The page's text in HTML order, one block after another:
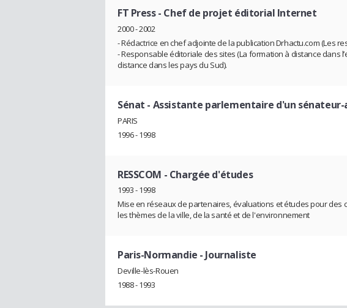
FT Press- Chef de projet éditorial Internet
2000 - 2002
- Rédactrice en chef adjointe de la publication Drhactu.com (Les
- Responsable éditoriale des sites(La formation à distance dans
distance dans les pays du Sud).
Sénat - Assistante parlementaire d'un
PARIS
1996 - 1998
RESSCOM - Chargée d'études
1993 - 1998
Mise en réseaux de partenaires, évaluations et études pour des
les thèmes de la ville, de la santé et de l'environnement
Paris-Normandie - Journaliste
Deville-lès-Rouen
1988 - 1993